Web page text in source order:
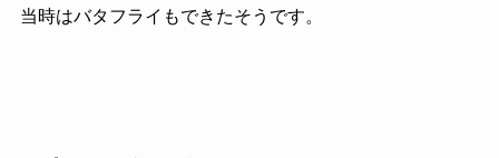
当時はバタフライもできたそうです。